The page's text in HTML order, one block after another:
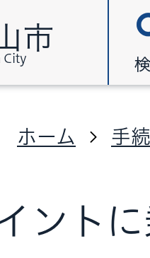
市
City
ホーム 手
ント